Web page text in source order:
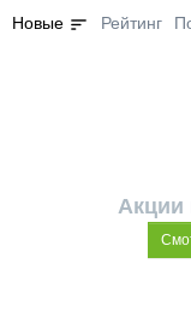
Новые sort Рейтинг
Акции